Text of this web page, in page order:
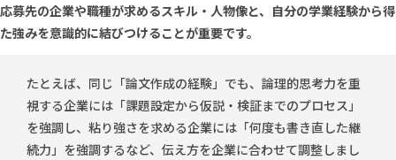
応募先の企業や職種が求めるスキル・人物像と、自分の学業経験から得
た強みを意識的に結びつけることが重要です。
たとえば、同じ「論文作成の経験」でも、論理的思考力を重
視する企業には「課題設定から仮説・検証までのプロセス」
を強調し、粘り強さを求める企業には「何度も書き直した継
続力」を強調するなど、伝え方を企業に合わせて調整しまし